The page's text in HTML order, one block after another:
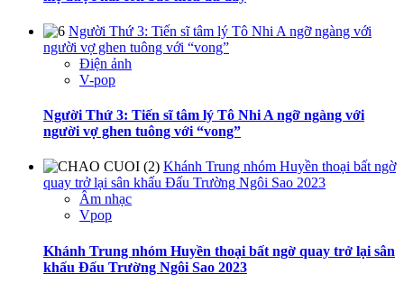
Người Thứ 3: Tiến sĩ tâm lý Tô Nhi A ngỡ ngàng với
người vợ ghen tuông với “vong”
Điện ảnh
V-pop
Người Thứ 3: Tiến sĩ tâm lý Tô Nhi A ngỡ ngàng với
người vợ ghen tuông với “vong”
Khánh Trung nhóm Huyền thoại bất ngờ
quay trở lại sân khấu Đấu Trường Ngôi Sao 2023
Âm nhạc
Vpop
Khánh Trung nhóm Huyền thoại bất ngờ quay trở lại sân
khấu Đấu Trường Ngôi Sao 2023